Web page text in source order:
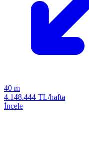
40 m
4.148.444 TL/hafta
İncele